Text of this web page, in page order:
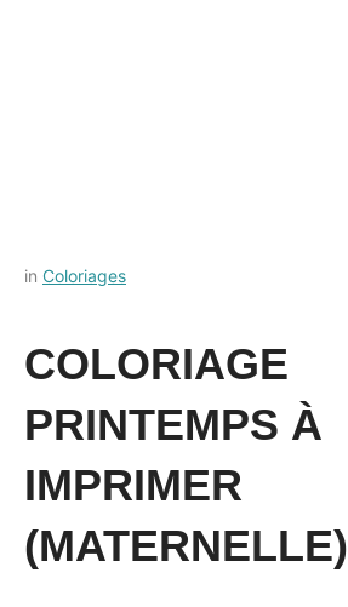
Posted
septembre
by
in Coloriages
COLORIAGE
PRINTEMPS À
IMPRIMER
(MATERNELLE)